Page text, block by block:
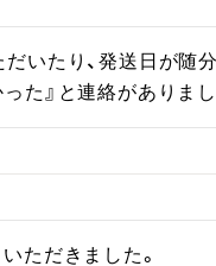
いたり、発送日が随
た』と連絡がありま
ただきました。